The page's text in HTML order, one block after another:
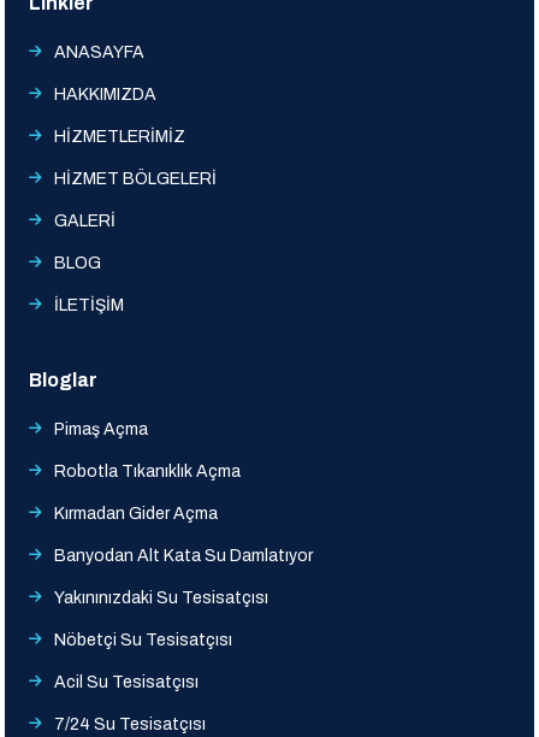
ANASAYFA
HAKKIMIZDA
HİZMETLERİMİZ
HİZMET BÖLGELERİ
GALERİ
BLOG
İLETİŞİM
Bloglar
Pimaş Açma
Robotla Tıkanıklık Açma
Kırmadan Gider Açma
Banyodan Alt Kata Su Damlatıyor
Yakınınızdaki Su Tesisatçısı
Nöbetçi Su Tesisatçısı
Acil Su Tesisatçısı
7/24 Su Tesisatçısı